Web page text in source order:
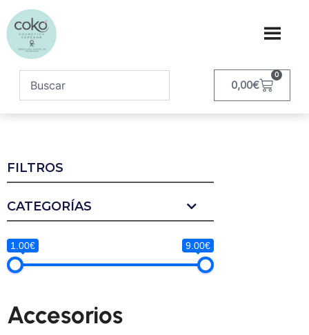
0,00€
0
FILTROS
CATEGORÍAS
1.00€ 9.00€
Accesorios